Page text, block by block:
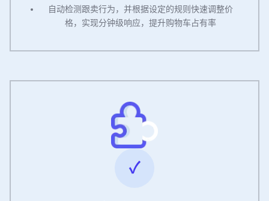
自动检测跟卖行为，并根据设定的规则快速调整价
格，实现分钟级响应，提升购物车占有率